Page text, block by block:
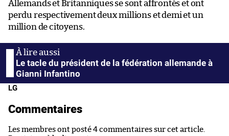
Allemands et Britanniques se sont affrontés et ont
perdu respectivement deux millions et demi et un
million de citoyens.
Le tacle du président de la fédération allemande à
Gianni Infantino
LG
Commentaires
Les membres ont posté 4 commentaires sur cet article.